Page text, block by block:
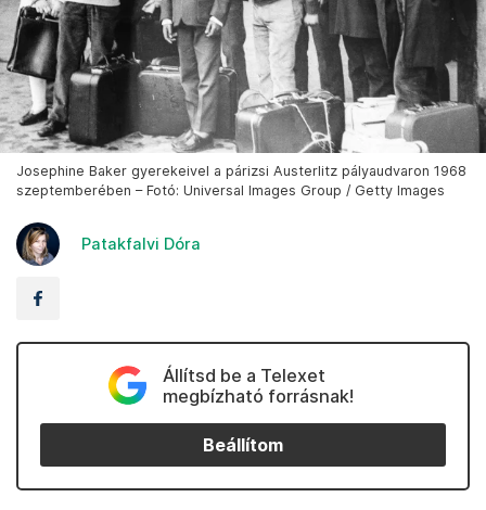
Josephine Baker gyerekeivel a párizsi Austerlitz pályaudvaron 1968
szeptemberében – Fotó: Universal Images Group / Getty Images
Patakfalvi Dóra
Állítsd be a Telexet
megbízható forrásnak!
Beállítom